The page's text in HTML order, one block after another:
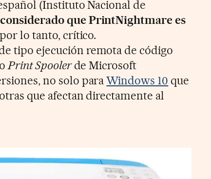
(Instituto Nacional de
que PrintNightmare es
lo tanto, crítico.
tipo ejecución remota de código
Print Spoolerde Microsoft
no solo paraWindows 10 que
que afectan directamente al